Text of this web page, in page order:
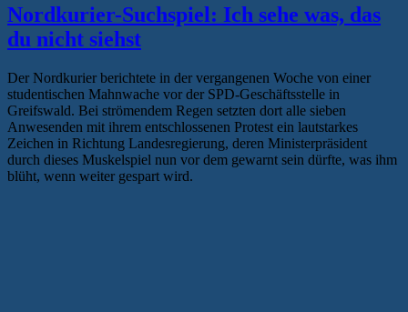
an
den
Ministerpräsidenten
Landes
Mecklenburg-
Vorpommern“
Nordkurier-Suchspiel: Ich sehe was, das
du nicht siehst
Der Nordkurier berichtete in der vergangenen Woche von einer
studentischen Mahnwache vor der SPD-Geschäftsstelle in
Greifswald. Bei strömendem Regen setzten dort alle sieben
Anwesenden mit ihrem entschlossenen Protest ein lautstarkes
Zeichen in Richtung Landesregierung, deren Ministerpräsident
durch dieses Muskelspiel nun vor dem gewarnt sein dürfte, was ihm
blüht, wenn weiter gespart wird.